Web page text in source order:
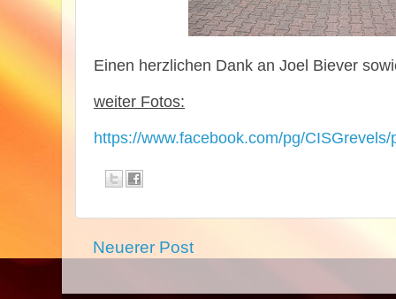
Einen herzlichen Dank an Joel Biever
weiter Fotos:
https://www.facebook.com/pg/
Neuerer Post